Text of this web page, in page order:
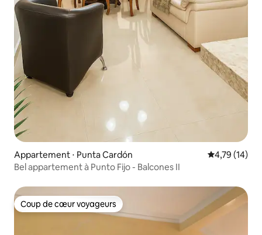
Appartement ⋅ Punta Cardón Évaluation
4,79 (14)
Bel appartement à Punto Fijo - Balcones II
Coup de cœur voyageurs
Coup de cœur voyageurs